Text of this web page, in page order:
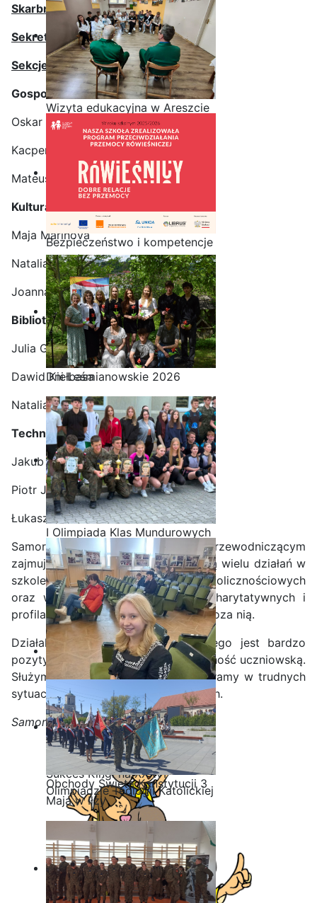
Wizyta edukacyjna w Areszcie
Śledczym w Radomiu
Bezpieczeństwo i kompetencje
uczniów - nasz priorytet
Dni Leśmianowskie 2026
I Olimpiada Klas Mundurowych
Sukces Kingi na XXXVI
Olimpiadzie Teologii Katolickiej
Obchody Święta Konstytucji 3
Maja w Iłży
Skarbnik – Olga Słyk
Sekretarz
–Sandra Kuc
Sekcje:
Gospodarcza:
Oskar Jaśkiewicz
Kacper Grzmil
Mateusz Jurek
Kulturalno – Oświatowa:
Maja Marinova
Natalia Kiełek
Joanna Wróbel
Biblioteczna:
Julia Gut
Dawid Kiełbasa
Natalia Kiełbasa
Techniczna:
Jakub Iwanicki
Piotr Jaroszek
Łukasz Gromada
Samorząd Uczniowski na czele z przewodniczącym
zajmuje się koordynacją i organizacją wielu działań w
szkole. Bierze udział w imprezach okolicznościowych
oraz w różnego rodzaju akcjach charytatywnych i
profilaktycznych na terenie szkoły i poza nią.
Działalność Samorządu Uczniowskiego jest bardzo
pozytywnie odbierana przez społeczność uczniowską.
Służymy pomocą, dobrą radą, wspieramy w trudnych
sytuacjach szkolnych i poza szkolnych.
Samorząd Uczniowski